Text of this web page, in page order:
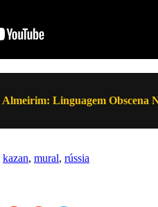
Almeirim: Linguagem Obscena
kazan, mural, rússia